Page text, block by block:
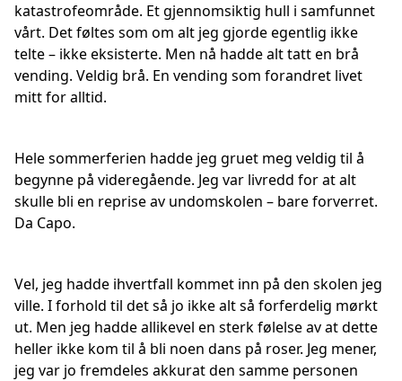
katastrofeområde. Et gjennomsiktig hull i samfunnet
vårt. Det føltes som om alt jeg gjorde egentlig ikke
telte – ikke eksisterte. Men nå hadde alt tatt en brå
vending. Veldig brå. En vending som forandret livet
mitt for alltid.
Hele sommerferien hadde jeg gruet meg veldig til å
begynne på videregående. Jeg var livredd for at alt
skulle bli en reprise av undomskolen – bare forverret.
Da Capo.
Vel, jeg hadde ihvertfall kommet inn på den skolen jeg
ville. I forhold til det så jo ikke alt så forferdelig mørkt
ut. Men jeg hadde allikevel en sterk følelse av at dette
heller ikke kom til å bli noen dans på roser. Jeg mener,
jeg var jo fremdeles akkurat den samme personen